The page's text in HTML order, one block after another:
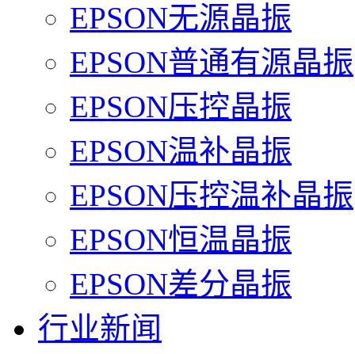
EPSON无源晶振
EPSON普通有源晶振
EPSON压控晶振
EPSON温补晶振
EPSON压控温补晶振
EPSON恒温晶振
EPSON差分晶振
行业新闻